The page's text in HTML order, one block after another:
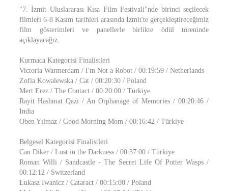
"7. İzmit Uluslararası Kısa Film Festivali"nde birinci seçilecek
filmleri 6-8 Kasım tarihleri arasında İzmit'te gerçekleştireceğimiz
film gösterimleri ve panellerle birlikte ödül töreninde
açıklayacağız.
Kurmaca Kategorisi Finalistleri
Victoria Warmerdam / I'm Not a Robot / 00:19:59 / Netherlands
Zofia Kowalewska / Cat / 00:20:30 / Poland
Mert Erez / The Contact / 00:20:00 / Türkiye
Rayit Hashmat Qazi / An Orphanage of Memories / 00:20:46 /
India
Oben Yılmaz / Good Morning Mom / 00:16:42 / Türkiye
Belgesel Kategorisi Finalistleri
Can Diker / Lost in the Darkness / 00:37:00 / Türkiye
Roman Willi / Sandcastle - The Secret Life Of Potter Wasps /
00:12:12 / Switzerland
Łukasz Iwanicz / Cataract / 00:15:00 / Poland